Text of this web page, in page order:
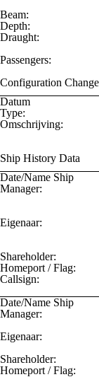
Beam:
Depth:
Draught:
Passengers:
Configuration
Datum
Type:
Omschrijving:
Ship History Data
Date/Name Ship
Manager:
Eigenaar:
Shareholder:
Homeport / Flag:
Callsign:
Date/Name Ship
Manager:
Eigenaar:
Shareholder:
Homeport / Flag: